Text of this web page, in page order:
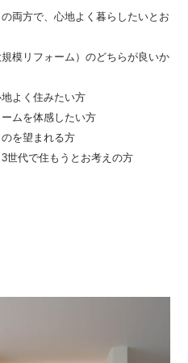
両方で、心地よく暮らしたいとお
模リフォーム）のどちらが良いか
よく住みたい方
ムを体感したい方
を望まれる方
世代で住もうとお考えの方